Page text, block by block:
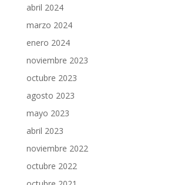
abril 2024
marzo 2024
enero 2024
noviembre 2023
octubre 2023
agosto 2023
mayo 2023
abril 2023
noviembre 2022
octubre 2022